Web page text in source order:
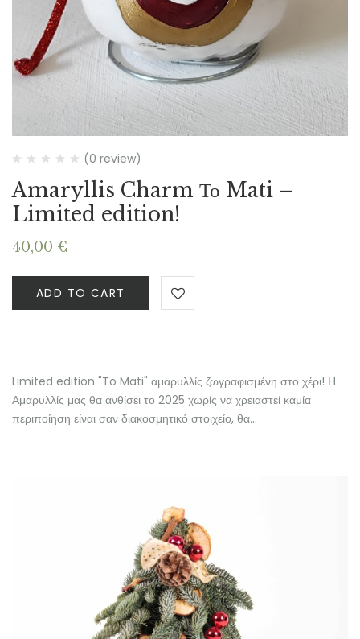
(0 review)
Amaryllis Charm Το Mati –
Limited edition!
40,00 €
ADD TO CART
Limited edition "To Mati" αμαρυλλίς ζωγραφισμένη στο χέρι! Η
Αμαρυλλίς μας θα ανθίσει το 2025 χωρίς να χρειαστεί καμία
περιποίηση είναι σαν διακοσμητικό στοιχείο, θα…